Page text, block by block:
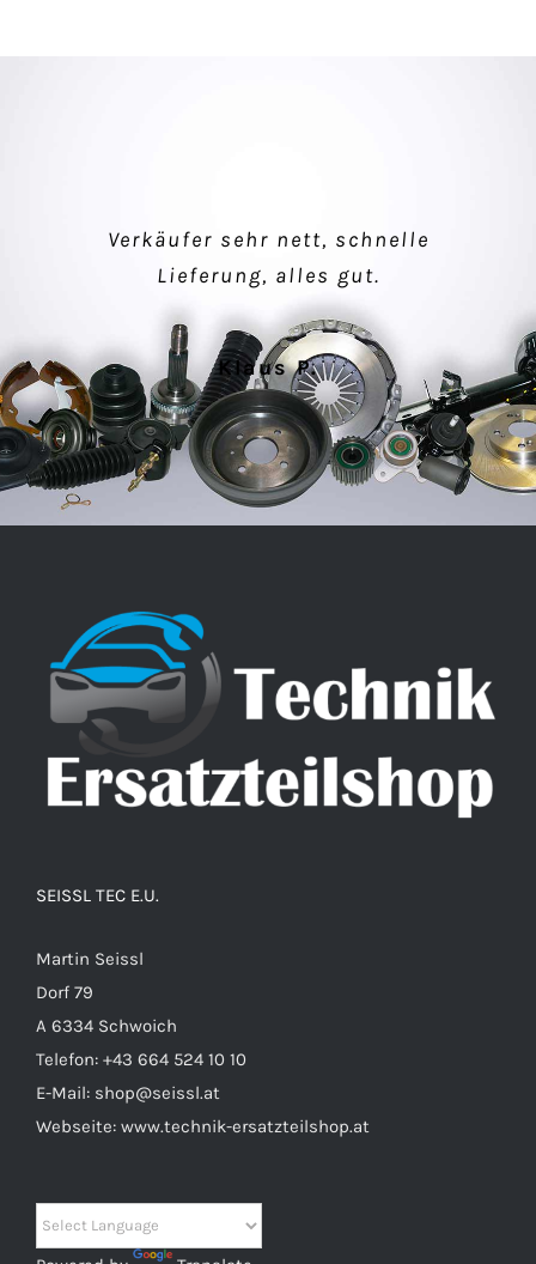
Verkäufer sehr nett, schnelle
Lieferung, alles gut.
Klaus P.
einfacher Kauf, makellose Ware –
super Kommunikation!
Peter M.
SEISSL TEC E.U.
Martin Seissl
Dorf 79
A 6334 Schwoich
Telefon: +43 664 524 10 10
E-Mail: shop@seissl.at
Webseite: www.technik-ersatzteilshop.at